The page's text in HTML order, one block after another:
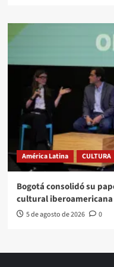
América Latina CULTURA
Bogotá consolidó su
cultural iberoamericana
5 de agosto de 2026 0